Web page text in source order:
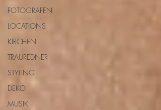
FOTOGRAFEN
LOCATIONS
KIRCHEN
TRAUREDNER
STYLING
DEKO
MUSIK